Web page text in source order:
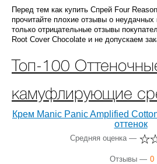
Перед тем как купить Спрей Four
прочитайте плохие отзывы о
только отрицательные отзывы
Root Cover Chocolate и не допускаем
Топ-100
камуфлирующие
Крем Manic Panic Amplified
оттенок
Средняя оценка —
Отзывы — 0